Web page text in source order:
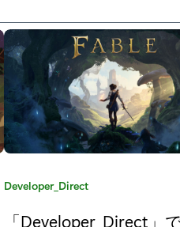
カ
ゴ
Developer_Direct
「Developer_Direct」